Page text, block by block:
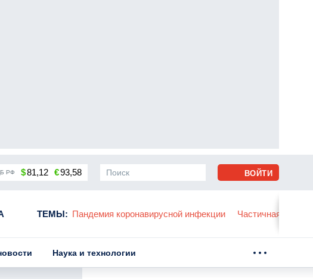
РФ $81,12 €93,58
ТЕМЫ:
Кузбасса Пандемия коронавирусной инфекции Частичная
ВОЙТИ
Наука и технологии